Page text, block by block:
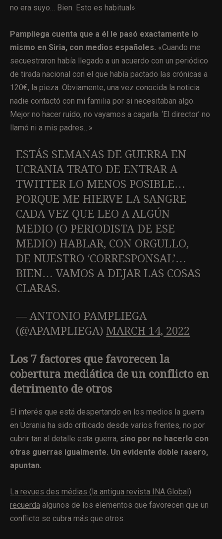
no era suyo… Bien. Esto es habitual».
Pampliega cuenta que a él le pasó exactamente lo
mismo en Siria, con medios españoles. «Cuando me
secuestraron había llegado a un acuerdo con un periódico
de tirada nacional con el que había pactado las crónicas a
120€, la pieza. Obviamente, una vez conocida la noticia
nadie contactó con mi familia por si necesitaban algo.
Mejor no hacer ruido, no vayamos a cagarla. ‘El director’ no
llamó ni a mis padres…»
ESTÁS SEMANAS DE GUERRA EN
UCRANIA TRATO DE ENTRAR A
TWITTER LO MENOS POSIBLE…
PORQUE ME HIERVE LA SANGRE
CADA VEZ QUE LEO A ALGÚN
MEDIO (O PERIODISTA DE ESE
MEDIO) HABLAR, CON ORGULLO,
DE NUESTRO ‘CORRESPONSAL’…
BIEN… VAMOS A DEJAR LAS COSAS
CLARAS.
— ANTONIO PAMPLIEGA
(@APAMPLIEGA)MARCH 14, 2022
Los 7 factores que favorecen la
cobertura mediática de un conflicto en
detrimento de otros
El interés que está despertando en los medios la guerra
en Ucrania ha sido criticado desde varios frentes, no por
cubrir tan al detalle esta guerra, sino por no hacerlo con
otras guerras igualmente. Un evidente doble rasero,
apuntan.
La revues des médias (la antigua revista INA Global)
recuerda algunos de los elementos que favorecen que un
conflicto se cubra más que otros: